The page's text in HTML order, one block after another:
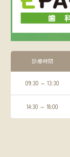
診療時間
09:30 ～ 13:30
14:30 ～ 18:00